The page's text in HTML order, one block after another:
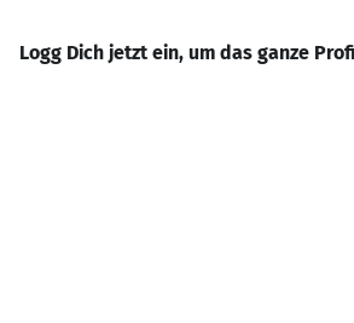
Logg Dich jetzt ein, um das ganze